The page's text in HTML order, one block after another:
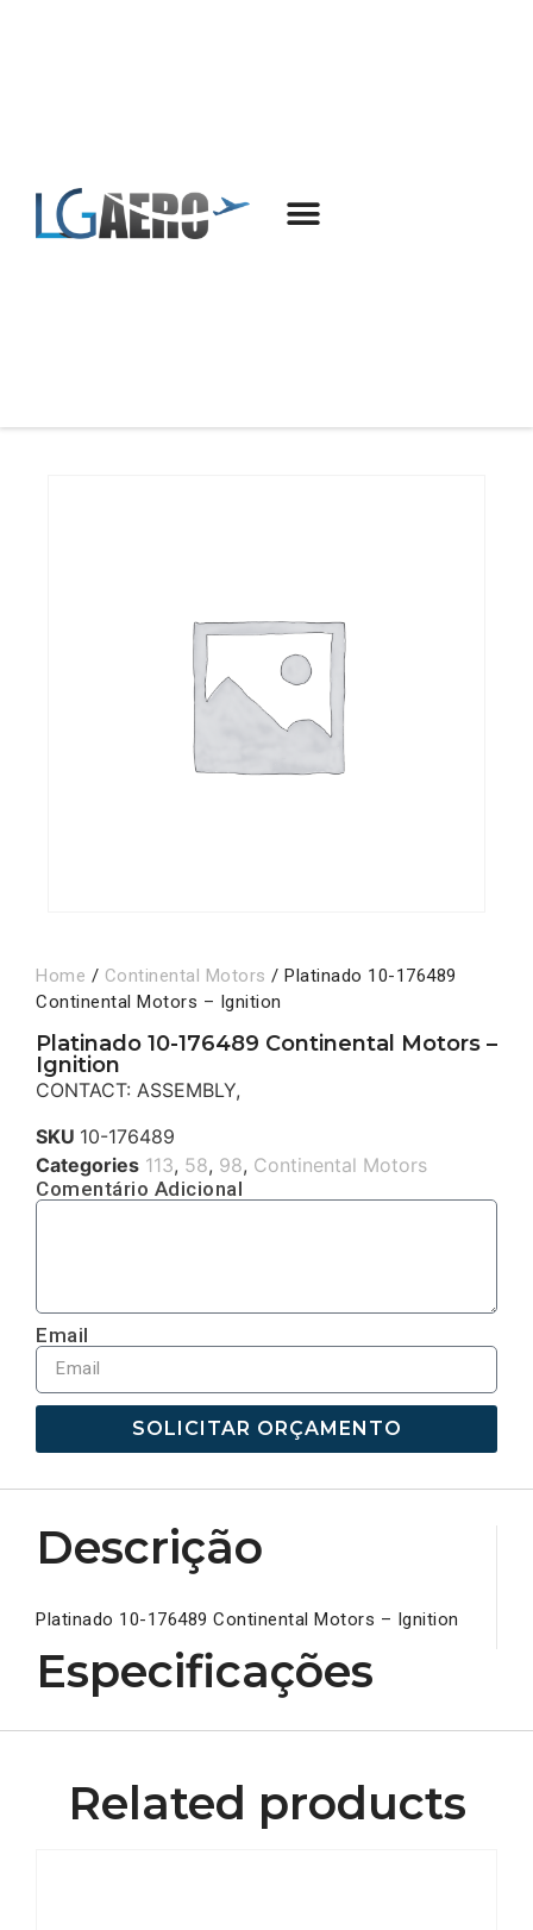
Home / Continental Motors / Platinado 10-176489
Continental Motors – Ignition
Platinado 10-176489 Continental Motors –
Ignition
CONTACT: ASSEMBLY,
SKU 10-176489
Categories 113, 58, 98, Continental Motors
Comentário Adicional
Email
SOLICITAR ORÇAMENTO
Descrição
Platinado 10-176489 Continental Motors – Ignition
Especificações
Related products